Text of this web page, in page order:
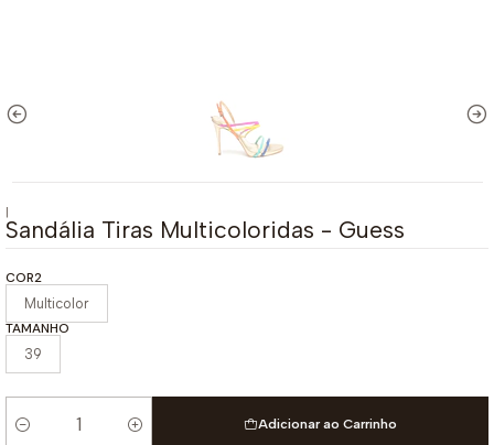
|
Sandália Tiras Multicoloridas - Guess
COR2
Multicolor
TAMANHO
39
Quantidade
Adicionar ao Carrinho